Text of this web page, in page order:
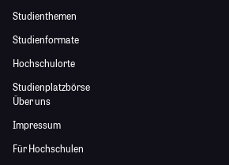
Studienthemen
Studienformate
Hochschulorte
Studienplatzbörse
Über uns
Impressum
Für Hochschulen